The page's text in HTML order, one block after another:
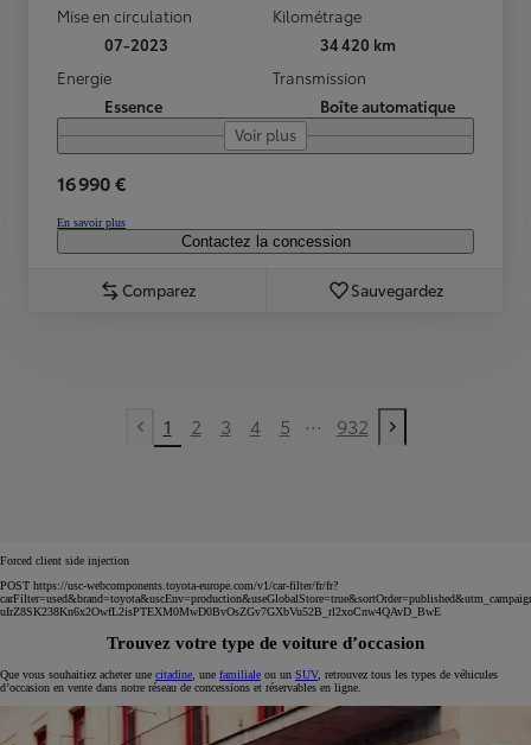
Mise en circulation
07-2023
Kilométrage
34 420 km
Energie
Essence
Transmission
Boîte automatique
Voir plus
16 990 €
En savoir plus
Contactez la concession
Comparez Sauvegardez
Previous page
1 2 3 4 5 ... 932
Next page
Forced client side injection
POST https://usc-webcomponents.toyota-europe.com/v1/car-filter/fr/fr?
uIrZ8SK238Kn6x2OwfL2isPTEXM0MwD0BvOsZGv7GXbVu52B_rl2xoCnw4QAvD_BwE
Trouvez votre type de voiture d’occasion
Que vous souhaitiez acheter une citadine , une familiale ou un SUV, retrouvez tous les types de véhicules
d’occasion en vente dans notre réseau de concessions et réservables en ligne.